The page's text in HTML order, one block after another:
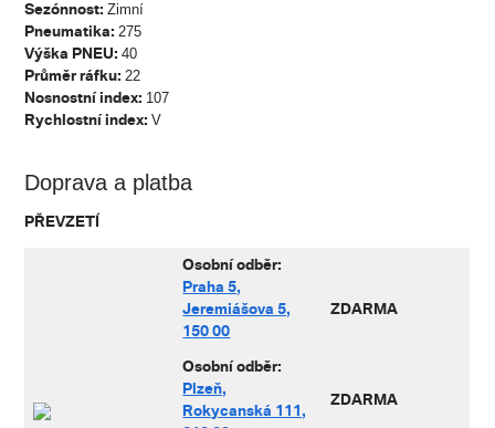
Sezónnost:Zimní
Pneumatika:275
Výška PNEU:40
Průměr ráfku:22
Nosnostní index: 107
Rychlostní index:V
Doprava a platba
PŘEVZETÍ
Osobní odběr:
Praha 5,
Jeremiášova 5,
150 00
ZDARMA
Osobní odběr:
Plzeň,
Rokycanská 111,
ZDARMA